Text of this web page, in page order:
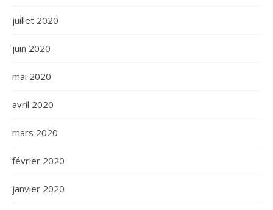
juillet 2020
juin 2020
mai 2020
avril 2020
mars 2020
février 2020
janvier 2020